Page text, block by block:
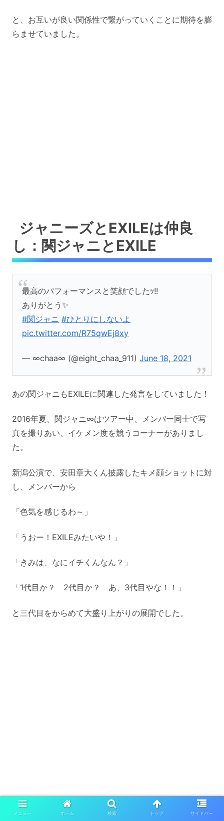
と、お互いが良い関係性で繋がっていくことに期待を膨
らませていました。
ジャニーズとEXILEは仲良
し：関ジャニとEXILE
最高のパフォーマンスと笑顔でしたｯ!!
ありがとう✨
#関ジャニ #ひとりにしないよ
pic.twitter.com/R75qwEj8xy
— ∞chaa∞ (@eight_chaa_911)June 18, 2021
あの関ジャニもEXILEに関連した発言をしていました！
2016年夏、関ジャニ∞はツアー中、メンバー同士で写
真を撮りあい、イケメン度を競うコーナーがありまし
た。
新潟公演で、安田章大くん披露したキメ顔ショットに対
し、メンバーから
「色気を感じるわ～」
「うおー！EXILEみたいや！」
「きみは、なにイチくんなん？」
「1代目か？ 2代目か？ あ、3代目やな！！」
と三代目をからめて大盛り上がりの展開でした。
ジャニーズとEXILEは仲良
メニュー ホーム 検索 トップ サイドバー